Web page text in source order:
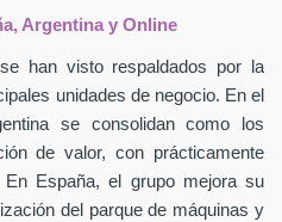
Argentina y Online
han visto respaldados por la
unidades de negocio. En el
se consolidan como los
de valor, con prácticamente
España, el grupo mejora su
del parque de máquinas y